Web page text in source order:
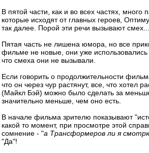
В пятой части, как и во всех частях, много
которые исходят от главных героев,
так далее. Порой эти речи вызывают смех...
Пятая часть не лишена юмора, но все
фильме не новые, они уже использовались
что смеха они не вызывали.
Если говорить о продолжительности
что он через чур растянут, все, что хотел
(Майкл Бэй) можно было сделать за
значительно меньше, чем оно есть.
В начале фильма зрителю показывают
какой то момент, при просмотре этой
сомнение - "а Трансформеров ли я
"Да"!